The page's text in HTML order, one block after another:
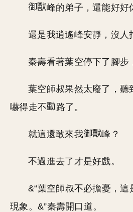
峰的弟子，還能好好
還是我逍遙峰安靜，沒人
秦壽看著葉空停下了腳步
葉空師叔果然太廢了，聽
嚇得走不
路了。
就這還敢來我 峰？
不過進去了才是好戲。
&“葉空師叔不必擔憂，這
現象。&”秦壽開口道。